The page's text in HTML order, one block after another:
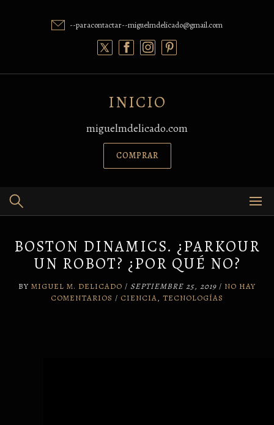
--paracontactar--miguelmdelicado@gmail.com
INICIO
miguelmdelicado.com
COMPRAR
BOSTON DINAMICS. ¿PARKOUR
UN ROBOT? ¿POR QUÉ NO?
BY MIGUEL M. DELICADO / SEPTIEMBRE 25, 2019 / NO HAY
COMENTARIOS / CIENCIA, TECNOLOGÍAS